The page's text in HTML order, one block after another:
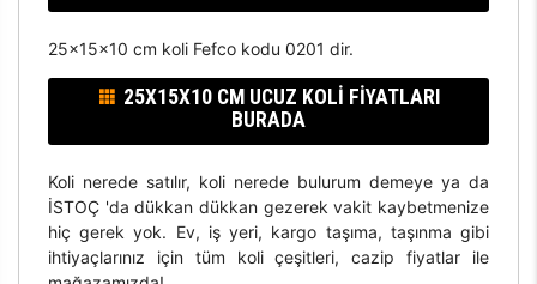
25x15x10 cm koli Fefco kodu 0201 dir.
25X15X10 CM UCUZ KOLI FIYATLARI
BURADA
Koli nerede satılır, koli nerede bulurum demeye ya da
İSTOÇ 'da dükkan dükkan gezerek vakit kaybetmenize
hiç gerek yok. Ev, iş yeri, kargo taşıma, taşınma gibi
ihtiyaçlarınız için tüm koli çeşitleri, cazip fiyatlar ile